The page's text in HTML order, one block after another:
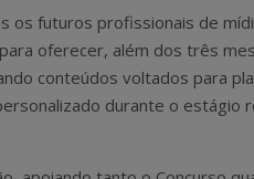
os futuros profissionais de
oferecer, além dos três
conteúdos voltados para
durante o estágio